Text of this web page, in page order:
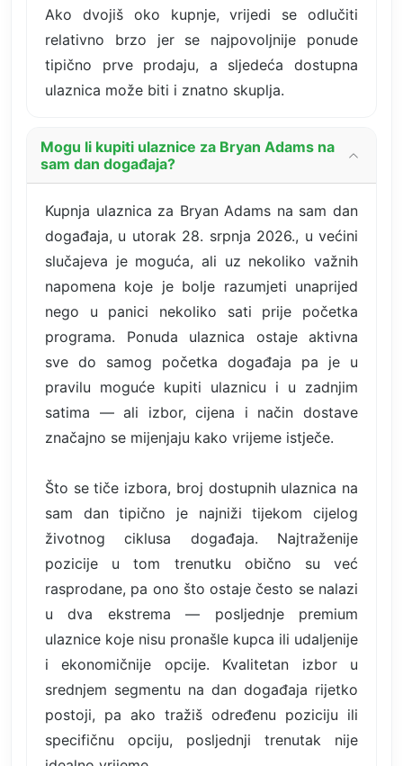
Ako dvojiš oko kupnje, vrijedi se odlučiti
relativno brzo jer se najpovoljnije ponude
tipično prve prodaju, a sljedeća dostupna
ulaznica može biti i znatno skuplja.
Mogu li kupiti ulaznice za Bryan Adams na
sam dan događaja?
Kupnja ulaznica za Bryan Adams na sam dan
događaja, u utorak 28. srpnja 2026., u većini
slučajeva je moguća, ali uz nekoliko važnih
napomena koje je bolje razumjeti unaprijed
nego u panici nekoliko sati prije početka
programa. Ponuda ulaznica ostaje aktivna
sve do samog početka događaja pa je u
pravilu moguće kupiti ulaznicu i u zadnjim
satima — ali izbor, cijena i način dostave
značajno se mijenjaju kako vrijeme istječe.
Što se tiče izbora, broj dostupnih ulaznica na
sam dan tipično je najniži tijekom cijelog
životnog ciklusa događaja. Najtraženije
pozicije u tom trenutku obično su već
rasprodane, pa ono što ostaje često se nalazi
u dva ekstrema — posljednje premium
ulaznice koje nisu pronašle kupca ili udaljenije
i ekonomičnije opcije. Kvalitetan izbor u
srednjem segmentu na dan događaja rijetko
postoji, pa ako tražiš određenu poziciju ili
specifičnu opciju, posljednji trenutak nije